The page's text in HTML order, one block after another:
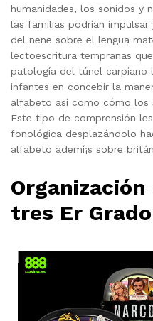
humanidades, los sonidos y
las familias podrían impulsar
del nene sobre el lengua
lectoescritura tempranas
patologí­a del túnel carpiano
infantes en concebir la
alfabeto así­ como cómo los
Este tipo de comprensión
fonológica desplazándolo
alfabeto ademí¡s sobre
tres Er Grado